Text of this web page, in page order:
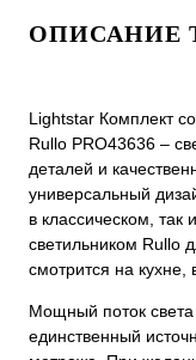
ОПИСАНИЕ
Lightstar Комплект
Rullo PRO43636 –
деталей и
универсальный
в классическом,
светильником Rullo
смотрится на кухне,
Мощный поток света
единственный